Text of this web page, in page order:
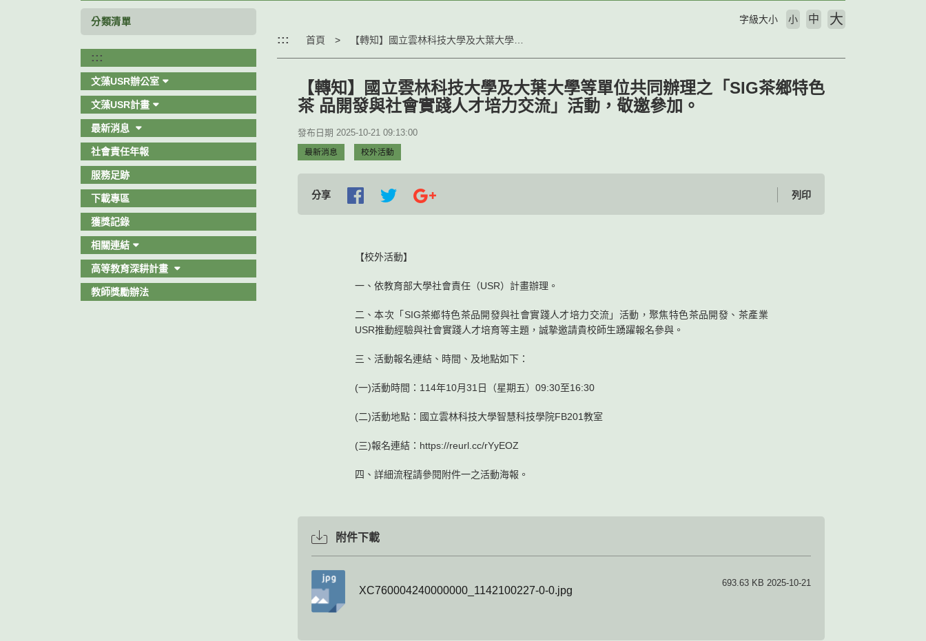
分類清單
:::
文藻USR辦公室
文藻USR計畫
最新消息
社會責任年報
服務足跡
下載專區
獲獎記錄
相關連結
高等教育深耕計畫
教師獎勵辦法
::: 首頁
字級大小 小 中 大
【轉知】國立雲林科技大學及大葉大學等單位共同辦理之「SIG茶鄉特色
茶 品開發與社會實踐人才培力交流」活動，敬邀參加。
發布日期 2025-10-21 09:13:00
最新消息 校外活動
分享 列印
【校外活動】
一、依教育部大學社會責任（USR）計畫辦理。
二、本次「SIG茶鄉特色茶品開發與社會實踐人才培力交流」活動，聚焦特色茶品開發、茶產業
USR推動經驗與社會實踐人才培育等主題，誠摯邀請貴校師生踴躍報名參與。
三、活動報名連結、時間、及地點如下：
(一)活動時間：114年10月31日（星期五）09:30至16:30
(二)活動地點：國立雲林科技大學智慧科技學院FB201教室
(三)報名連結：https://reurl.cc/rYyEOZ
四、詳細流程請參閱附件一之活動海報。
附件下載
XC760004240000000_1142100227-0-0.jpg
693.63 KB 2025-10-21